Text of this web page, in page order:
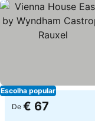
Escolha popular
De € 67